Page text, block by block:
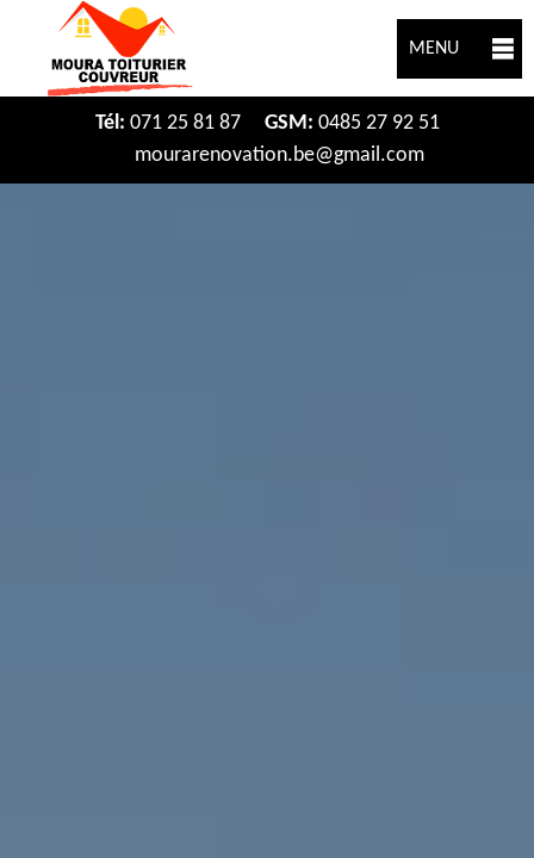
MENU
Tél: 071 25 81 87 GSM: 0485 27 92 51
mourarenovation.be@gmail.com